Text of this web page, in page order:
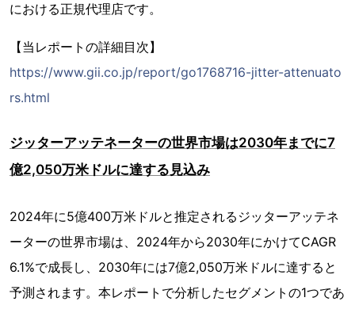
における正規代理店です。
【当レポートの詳細目次】
https://www.gii.co.jp/report/go1768716-jitter-attenuato
rs.html
ジッターアッテネーターの世界市場は2030年までに7
億2,050万米ドルに達する見込み
2024年に5億400万米ドルと推定されるジッターアッテネ
ーターの世界市場は、2024年から2030年にかけてCAGR
6.1%で成長し、2030年には7億2,050万米ドルに達すると
予測されます。本レポートで分析したセグメントの1つであ